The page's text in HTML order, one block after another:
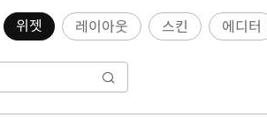
위젯 레이아웃 스킨 에디터